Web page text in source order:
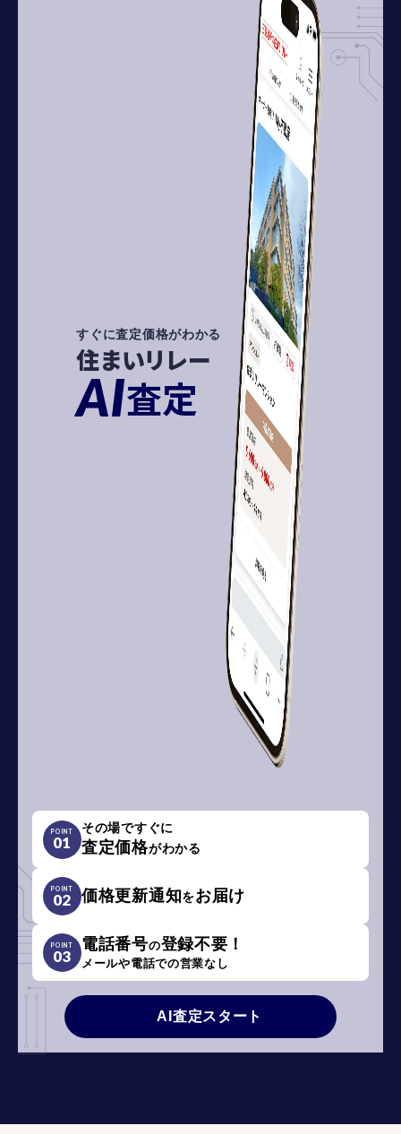
すぐに査定価格がわかる
住まいリレー
AI査定
POINT
01
その場ですぐに
査定価格がわかる
POINT
02 価格更新通知をお届け
POINT
03
電話番号の登録不要！
メールや電話での営業なし
AI査定スタート